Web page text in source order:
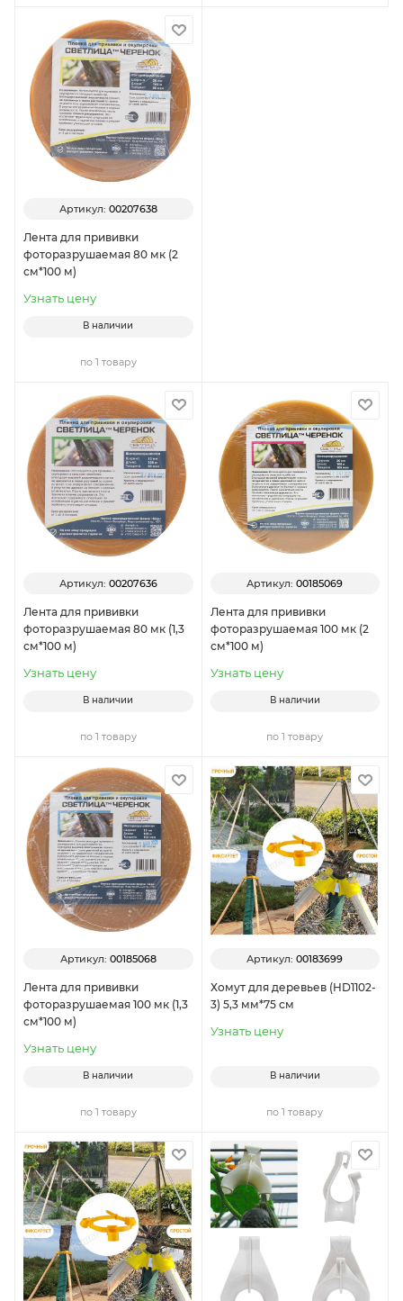
Артикул: 00207638
Лента для прививки
фоторазрушаемая 80 мк (2
см*100 м)
Узнать цену
В наличии
по 1 товару
Артикул: 00207636
Лента для прививки
фоторазрушаемая 80 мк (1,3
см*100 м)
Узнать цену
В наличии
по 1 товару
Артикул:00185069
Лента для прививки
фоторазрушаемая 100 мк (2
см*100 м)
Узнать цену
В наличии
по 1 товару
Артикул: 00185068
Лента для прививки
фоторазрушаемая 100 мк (1,3
см*100 м)
Узнать цену
В наличии
по 1 товару
Артикул:00183699
Хомут для деревьев (HD1102-
3) 5,3 мм*75 см
Узнать цену
В наличии
по 1 товару